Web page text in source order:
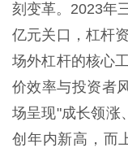
刻变革。2023年
亿元关口，杠杆
场外杠杆的核心
价效率与投资者
场呈现"成长领涨
创年内新高，而